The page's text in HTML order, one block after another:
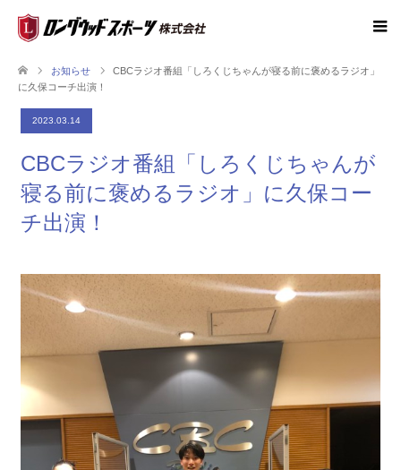
お知らせ
CBCラジオ番組「しろくじちゃんが寝る前に褒めるラジオ」
に久保コーチ出演！
2023.03.14
CBCラジオ番組「しろくじちゃんが
寝る前に褒めるラジオ」に久保コー
チ出演！